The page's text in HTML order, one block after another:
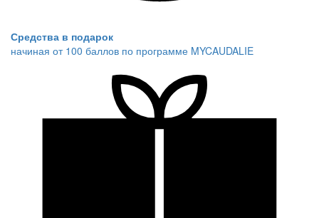
Средства в подарок
начиная от 100 баллов по программе MYCAUDALIE